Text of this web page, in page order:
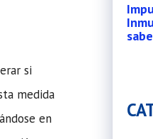
si
medida
en